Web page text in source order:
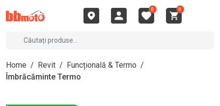
0 0
Home / Revit / Funcțională & Termo /
Îmbrăcăminte Termo